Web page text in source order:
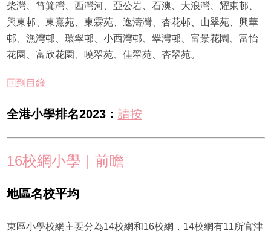
柴灣、筲箕灣、西灣河、亞公岩、石澳、大浪灣、耀東邨、
興東邨、東熹苑、東霖苑、逸濤灣、杏花邨、山翠苑、興華
邨、漁灣邨、環翠邨、小西灣邨、翠灣邨、富景花園、富怡
花園、富欣花園、曉翠苑、佳翠苑、杏翠苑。
回到目錄
全港小學排名2023： 請按
16校網小學｜前瞻
地區名校平均
東區小學校網主要分為14校網和16校網，14校網有11所官津